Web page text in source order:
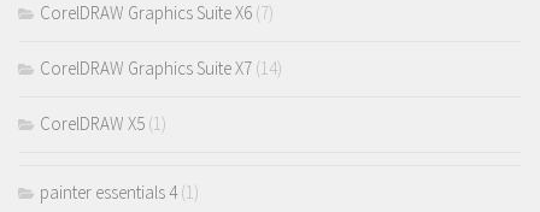
CorelDRAW Graphics Suite X6 (7)
CorelDRAW Graphics Suite X7 (14)
CorelDRAW X5 (1)
painter essentials 4(1)